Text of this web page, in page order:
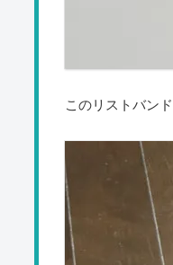
このリストバン